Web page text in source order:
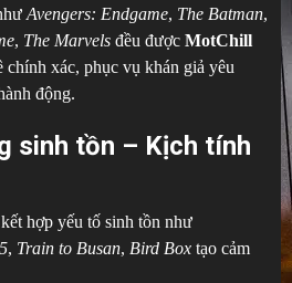
Avengers: Endgame, The Batman,
, The Marvels đều được MotChill
chính xác, phục vụ khán giả yêu
động.
sinh tồn – Kịch tính
kết hợp yếu tố sinh tồn như
, Train to Busan, Bird Box tạo cảm